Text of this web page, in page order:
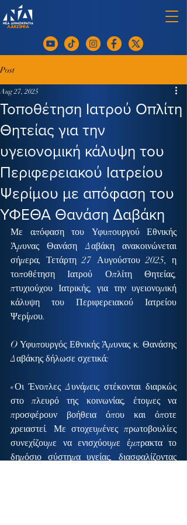
Post
Τοποθέτηση Ιατρού Οπλίτη
Θητείας για την
υγειονομική κάλυψη του
Περιφερειακού Ιατρείου
Ψερίμου με απόφαση του
ΥΦΕΘΑ Θανάση Δαβάκη
Aug 27, 2025
Με απόφαση του Υφυπουργού Εθνικής
Άμυνας Θανάση Δαβάκη ανακοινώνεται
σήμερα, Τετάρτη 27 Αυγούστου 2025, η
τοποθέτηση Ιατρού Οπλίτη Θητείας,
πτυχιούχου Ιατρικής, για την υγειονομική
κάλυψη του Περιφερειακού Ιατρείου
Ψερίμου.
O Υφυπουργός Εθνικής Άμυνας κ. Θανάσης
Δαβάκης δήλωσε σχετικά:
«Οι Ένοπλες Δυνάμεις στέκονται διαρκώς
στο πλευρό της κοινωνίας, έτοιμες να
προσφέρουν βοήθεια όπου και όποτε
χρειαστεί. Με στοχευμένες πρωτοβουλίες
συνεχίζουμε να ενισχύουμε έμπρακτα το
δημόσιο σύστημα υγείας, διασφαλίζοντας